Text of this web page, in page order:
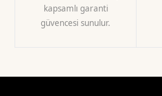
kapsamlı garanti
güvencesi sunulur.